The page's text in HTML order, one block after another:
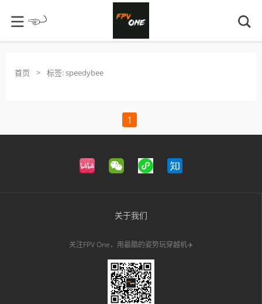
首页 > 标签:speedybee
1
关于我们
关注FPV One，用最酷的姿势玩穿越机✈️